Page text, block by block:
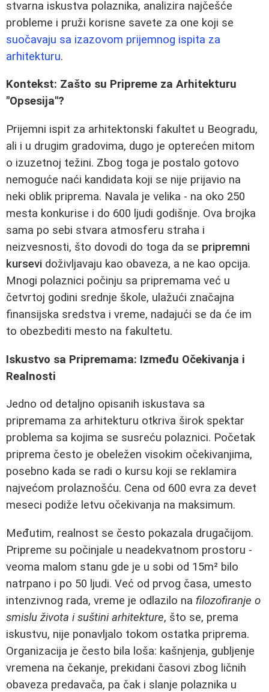
stvarna iskustva polaznika, analizira najčešće
probleme i pruži korisne savete za one koji se
suočavaju sa izazovom prijemnog ispita za
arhitekturu.
Kontekst: Zašto su Pripreme za Arhitekturu
"Opsesija"?
Prijemni ispit za arhitektonski fakultet u Beogradu,
ali i u drugim gradovima, dugo je opterećen mitom
o izuzetnoj težini. Zbog toga je postalo gotovo
nemoguće naći kandidata koji se nije prijavio na
neki oblik priprema. Navala je velika - na oko 250
mesta konkurise i do 600 ljudi godišnje. Ova brojka
sama po sebi stvara atmosferu straha i
neizvesnosti, što dovodi do toga da se pripremni
kursevi doživljavaju kao obaveza, a ne kao opcija.
Mnogi polaznici počinju sa pripremama već u
četvrtoj godini srednje škole, ulažući značajna
finansijska sredstva i vreme, nadajući se da će im
to obezbediti mesto na fakultetu.
Iskustvo sa Pripremama: Između Očekivanja i
Realnosti
Jedno od detaljno opisanih iskustava sa
pripremama za arhitekturu otkriva širok spektar
problema sa kojima se susreću polaznici. Početak
priprema često je obeležen visokim očekivanjima,
posebno kada se radi o kursu koji se reklamira
najvećom prolaznošću. Cena od 600 evra za devet
meseci podiže letvu očekivanja na maksimum.
Međutim, realnost se često pokazala drugačijom.
Pripreme su počinjale u neadekvatnom prostoru -
veoma malom stanu gde je u sobi od 15m² bilo
natrpano i po 50 ljudi. Već od prvog časa, umesto
intenzivnog rada, vreme je odlazilo na filozofiranje o
smislu života i suštini arhitekture, što se, prema
iskustvu, nije ponavljalo tokom ostatka priprema.
Organizacija je često bila loša: kašnjenja, gubljenje
vremena na čekanje, prekidani časovi zbog ličnih
obaveza predavača, pa čak i slanje polaznika u